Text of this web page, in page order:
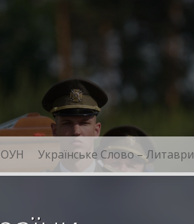
Українське Слово – Литаври